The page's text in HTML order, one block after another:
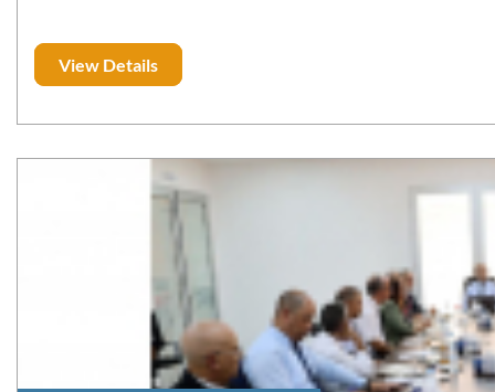
View Details